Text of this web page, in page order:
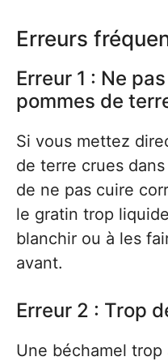
Erreurs
Erreur 1 : Ne
pommes de
Si vous mettez
de terre crues
de ne pas cuire
le gratin trop
blanchir ou à les
avant.
Erreur 2 : Trop
Une béchamel